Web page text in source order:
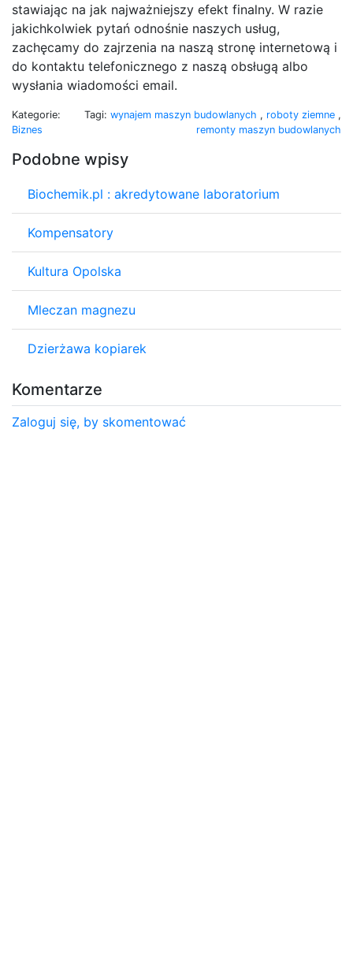
stawiając na jak najważniejszy efekt finalny. W razie
jakichkolwiek pytań odnośnie naszych usług,
zachęcamy do zajrzenia na naszą stronę internetową i
do kontaktu telefonicznego z naszą obsługą albo
wysłania wiadomości email.
Kategorie:
Biznes
Tagi: wynajem maszyn budowlanych , roboty ziemne ,
remonty maszyn budowlanych
Podobne wpisy
Biochemik.pl : akredytowane laboratorium
Kompensatory
Kultura Opolska
Mleczan magnezu
Dzierżawa kopiarek
Komentarze
Zaloguj się, by skomentować